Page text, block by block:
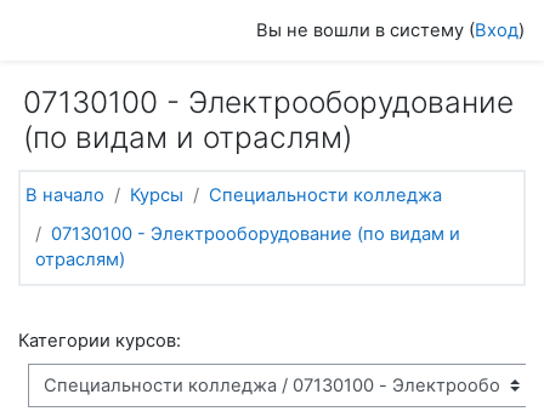
Вы не вошли в систему (Вход)
07130100 - Электрооборудование
(по видам и отраслям)
В начало Курсы
Специальности колледжа
07130100 - Электрооборудование (по видам и
отраслям)
Категории курсов: